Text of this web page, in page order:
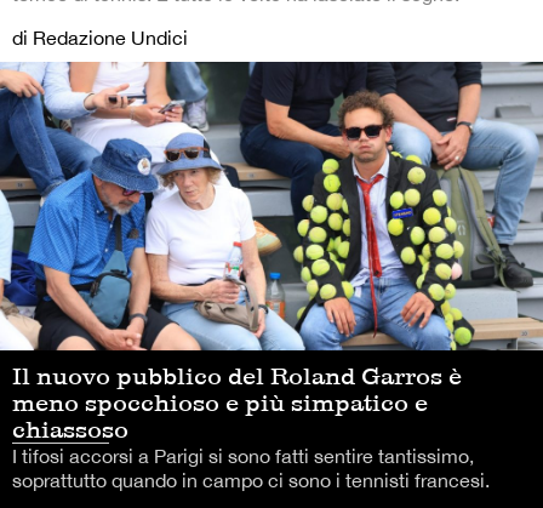
di Redazione Undici
Il nuovo pubblico del Roland Garros è
meno spocchioso e più simpatico e
chiassoso
I tifosi accorsi a Parigi si sono fatti sentire tantissimo,
soprattutto quando in campo ci sono i tennisti francesi.